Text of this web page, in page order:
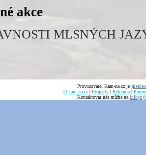
akce
MLSNÝCH
Provozovatel Kam-na.cz je
O kam-na.cz | Projekty | Reklama |
Kontaktovat nás můžte na